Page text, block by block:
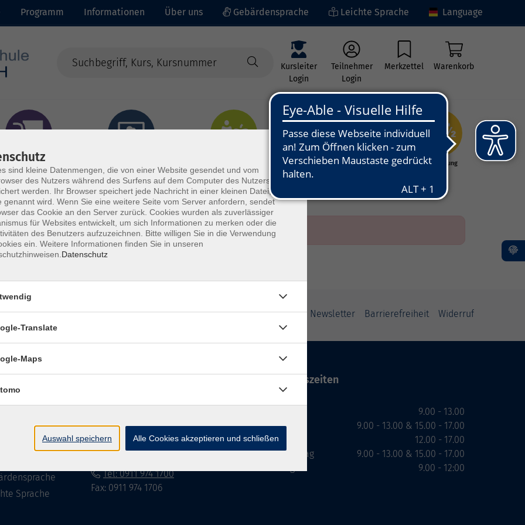
Programm Informationen Über uns Gebärdensprache Leichte Sprache Language
Kursleiter
Login
Teilnehmer
Login
Merkzettel Warenkorb
- Integration
Kunst - Kultur -
Grundbildung
Impressum Datenschutzerklärung AGB Newsletter Barrierefreiheit Widerruf
Sprache
90762 Fürth
info@vhs-fuerth.de
Tel: 0911 974 1700
Fax: 0911 974 1706
Öffnungszeiten
Dienstag
Mittwoch
Donnerstag
9.00 - 13.00
9.00 - 13.00 & 15.00 - 17.00
12.00 - 17.00
9.00 - 13.00 & 15.00 - 17.00
9.00 - 12:00
sind kleine Datenmengen, die von einer Website gesendet und vom
des Nutzers während des Surfens auf dem Computer des Nutzers
werden. Ihr Browser speichert jede Nachricht in einer kleinen Datei, die
genannt wird. Wenn Sie eine weitere Seite vom Server anfordern, sendet
das Cookie an den Server zurück. Cookies wurden als zuverlässiger
für Websites entwickelt, um sich Informationen zu merken oder die
des Benutzers aufzuzeichnen. Bitte willigen Sie in die Verwendung
ein. Weitere Informationen finden Sie in unseren
Datenschutz
×
Translate
Maps
Auswahl speichern Alle Cookies akzeptieren und schließen